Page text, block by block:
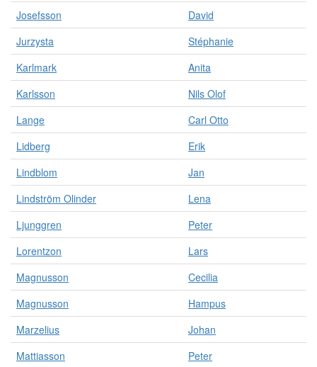
Josefsson
David
Jurzysta
Stéphanie
Karlmark
Anita
Karlsson
Nils Olof
Lange
Carl Otto
Lidberg
Erik
Lindblom
Jan
Lindström Olinder
Lena
Ljunggren
Peter
Lorentzon
Lars
Magnusson
Cecilia
Magnusson
Hampus
Marzelius
Johan
Mattiasson
Peter